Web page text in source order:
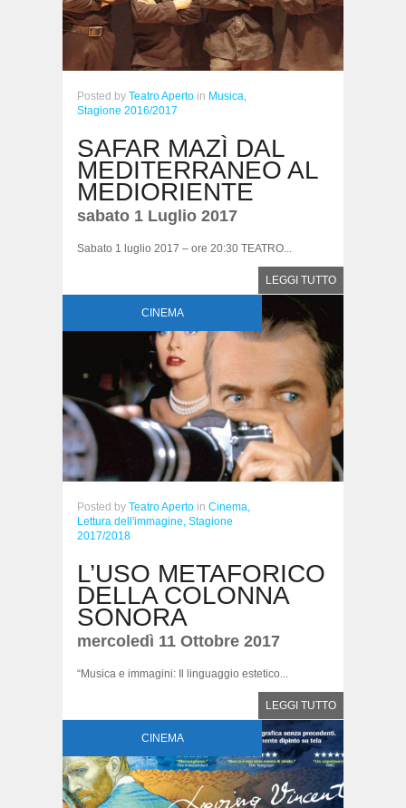
Posted by Teatro Aperto in Musica,
Stagione 2016/2017
SAFAR MAZÌ DAL
MEDITERRANEO AL
MEDIORIENTE
sabato 1 Luglio 2017
Sabato 1 luglio 2017 – ore 20:30 TEATRO...
LEGGI TUTTO
CINEMA
Posted by Teatro Aperto in Cinema,
Lettura dell'immagine, Stagione
2017/2018
L’USO METAFORICO
DELLA COLONNA
SONORA
mercoledì 11 Ottobre 2017
“Musica e immagini: Il linguaggio estetico...
LEGGI TUTTO
CINEMA